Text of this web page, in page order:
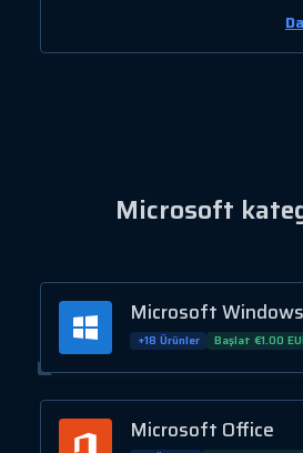
Microsoft
Microsoft Windows
+18 Ürünler Başlat €1.00
Microsoft Office